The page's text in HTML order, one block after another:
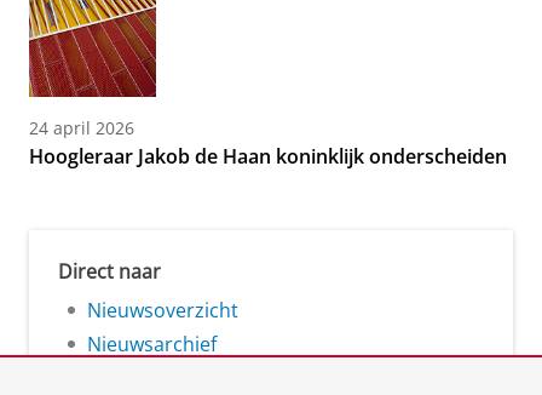
24 april 2026
Hoogleraar Jakob de Haan koninklijk onderscheiden
Direct naar
Nieuwsoverzicht
Nieuwsarchief